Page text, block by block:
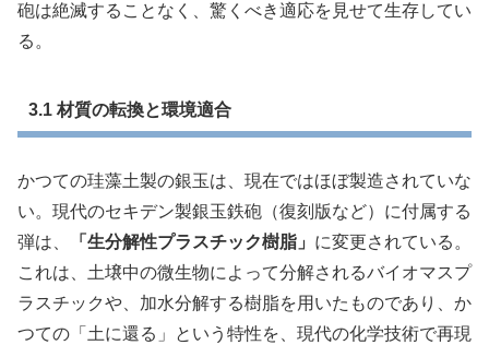
砲は絶滅することなく、驚くべき適応を見せて生存してい
る。
3.1 材質の転換と環境適合
かつての珪藻土製の銀玉は、現在ではほぼ製造されていな
い。現代のセキデン製銀玉鉄砲（復刻版など）に付属する
弾は、
「生分解性プラスチック樹脂」 に変更されている。
これは、土壌中の微生物によって分解されるバイオマスプ
ラスチックや、加水分解する樹脂を用いたものであり、か
つての「土に還る」という特性を、現代の化学技術で再現